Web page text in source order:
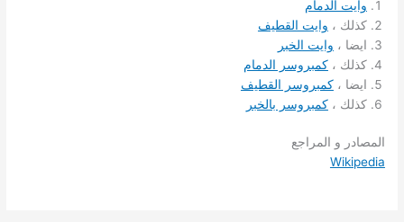
وايت الدمام
كذلك ، وايت القطيف
ايضا ، وايت الخبر
كذلك ،كمبروسر الدمام
ايضا ،كمبروسر القطيف
كذلك ،كمبروسر بالخبر
المصادر و المراجع
Wikipedia